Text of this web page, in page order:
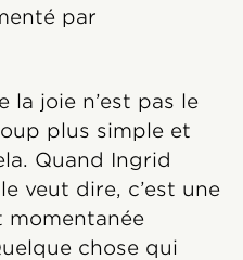
par
la joie n’est pas le
plus simple et
Quand Ingrid
veut dire, c’est une
momentanée
chose qui